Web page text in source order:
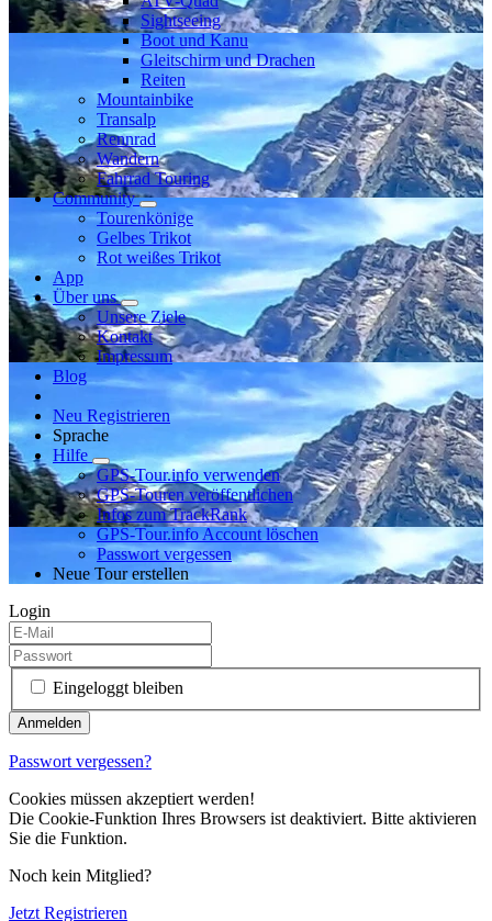
Sightseeing
Boot und Kanu
Gleitschirm und Drachen
Reiten
Mountainbike
Transalp
Rennrad
Wandern
Fahrrad Touring
Community
Tourenkönige
Gelbes Trikot
Rot weißes Trikot
App
Über uns
Unsere Ziele
Kontakt
Impressum
Blog
Neu Registrieren
Sprache
Hilfe
GPS-Tour.info verwenden
GPS-Touren veröffentlichen
Infos zum TrackRank
GPS-Tour.info Account löschen
Passwort vergessen
Neue Tour erstellen
Login
Eingeloggt bleiben
Passwort vergessen?
Cookies müssen akzeptiert werden!
Die Cookie-Funktion Ihres Browsers ist deaktiviert. Bitte aktivieren
Sie die Funktion.
Noch kein Mitglied?
Jetzt Registrieren